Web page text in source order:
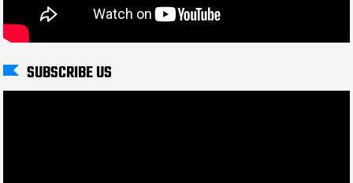
SUBSCRIBE US